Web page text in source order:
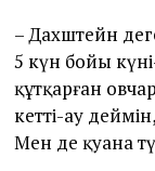
– Дахштейн
5 күн бойы
құтқарған
кетті-ау
Мен де қуана